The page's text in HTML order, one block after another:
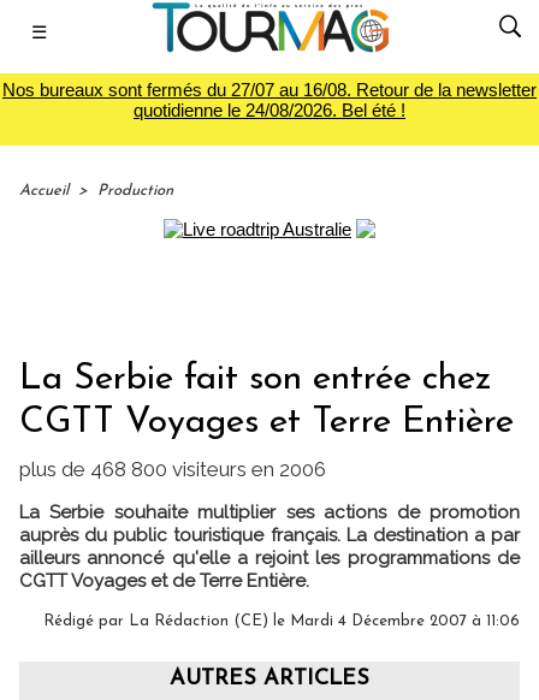
☰
Nos bureaux sont fermés du 27/07 au 16/08. Retour de la newsletter
quotidienne le 24/08/2026. Bel été !
Accueil > Production
La Serbie fait son entrée chez
CGTT Voyages et Terre Entière
plus de 468 800 visiteurs en 2006
La Serbie souhaite multiplier ses actions de promotion
auprès du public touristique français. La destination a par
ailleurs annoncé qu'elle a rejoint les programmations de
CGTT Voyages et de Terre Entière.
Rédigé par La Rédaction (CE) le Mardi 4 Décembre 2007 à 11:06
AUTRES ARTICLES